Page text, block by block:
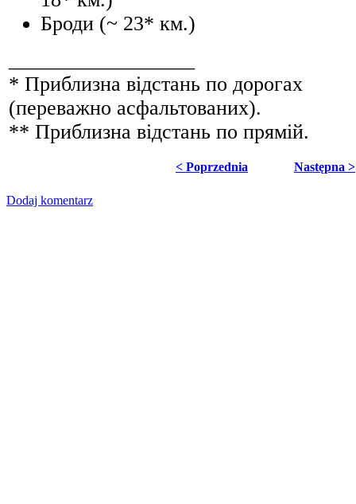
Броди (~ 23* км.)
* Приблизна відстань по дорогах
(переважно асфальтованих).
** Приблизна відстань по прямій.
< Poprzednia Następna >
Dodaj komentarz